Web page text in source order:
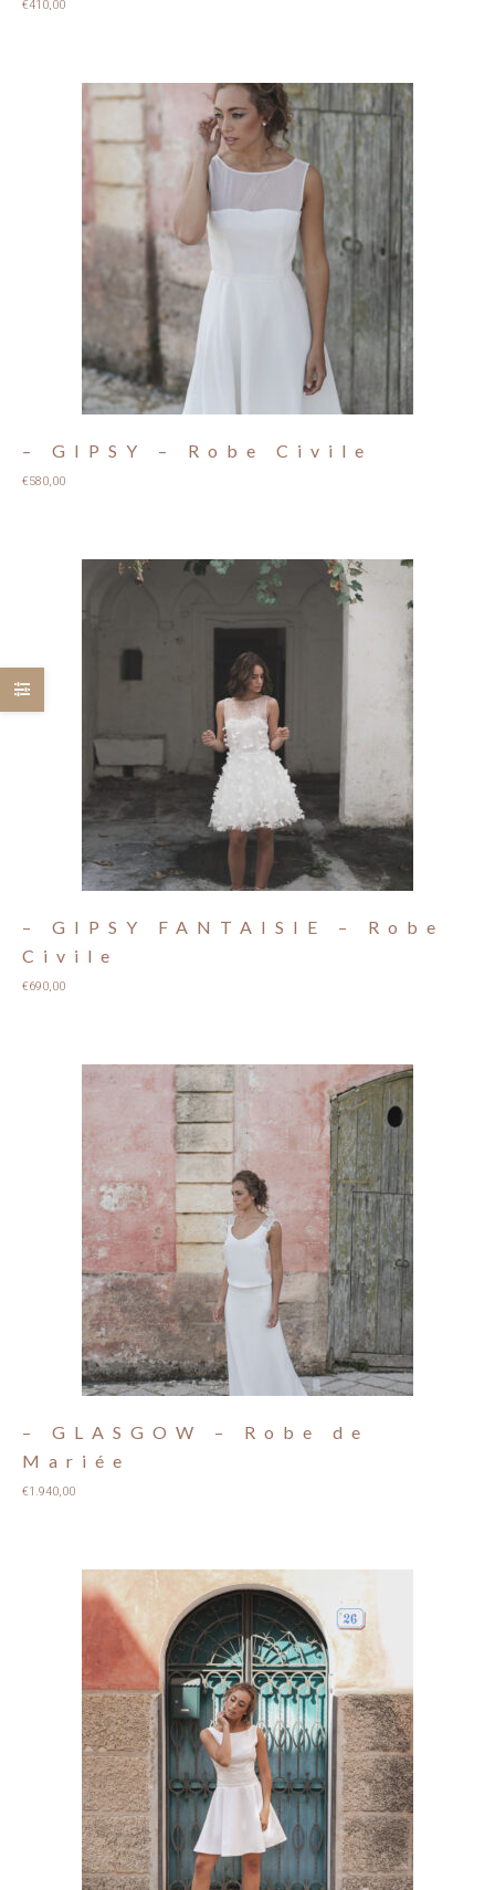
€410,00
– GIPSY – Robe Civile
€580,00
– GIPSY FANTAISIE – Robe
Civile
€690,00
– GLASGOW – Robe de
Mariée
€1.940,00